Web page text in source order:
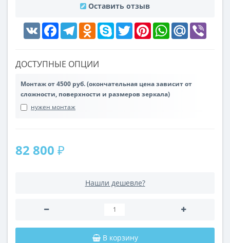
Оставить отзыв
VK FacebookTelegramOdnoklassniki
Skype Twitter PinterestWhatsAppMail.Ru
ДОСТУПНЫЕ ОПЦИИ
Монтаж от 4500 руб. (окончательная цена зависит от
сложности, поверхности и размеров зеркала)
нужен монтаж
82 800 ₽
Нашли дешевле?
В корзину